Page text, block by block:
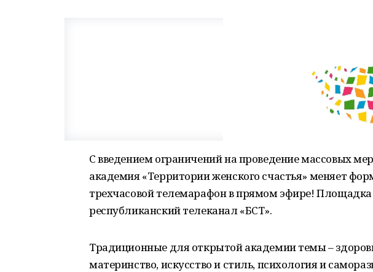
С введением ограничений на проведение массовых
академия «Территории женского счастья» меняет
трехчасовой телемарафон в прямом эфире!
республиканский телеканал «БСТ».
Традиционные для открытой академии темы –
материнство, искусство и стиль, психология и